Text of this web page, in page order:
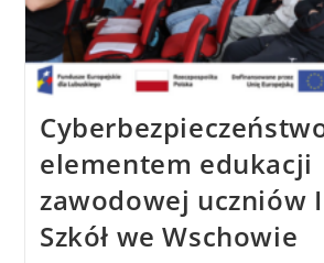
elementem edukacji
zawodowej uczniów I
Szkół we Wschowie